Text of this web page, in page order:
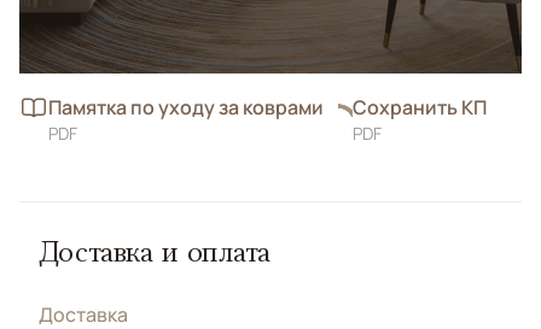
Памятка по уходу за коврами
PDF
Сохранить КП
PDF
Доставка и оплата
Доставка